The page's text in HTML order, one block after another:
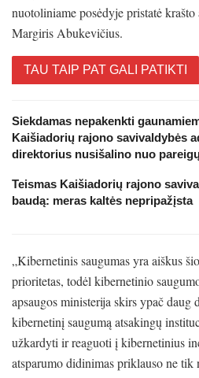
nuotoliniame posėdyje pristatė
Margiris Abukevičius.
TAU TAIP PAT GALI PATIKTI
Siekdamas nepakenkti
Kaišiadorių rajono savivaldybės
direktorius nusišalino nuo
Teismas Kaišiadorių rajono
baudą: meras kaltės nepripažįsta
„Kibernetinis saugumas yra aiškus
prioritetas, todėl kibernetinio
apsaugos ministerija skirs ypač daug
kibernetinį saugumą atsakingų
užkardyti ir reaguoti į kibernetinius
atsparumo didinimas priklauso ne tik